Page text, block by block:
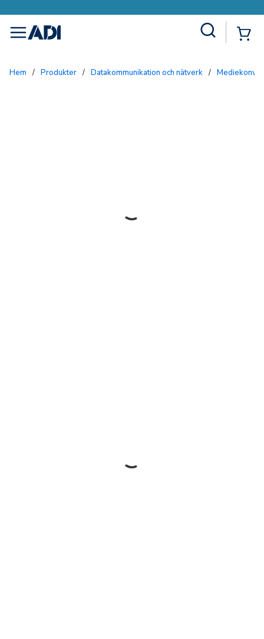
menu
Hem / Produkter / Datakommunikation och nätverk /